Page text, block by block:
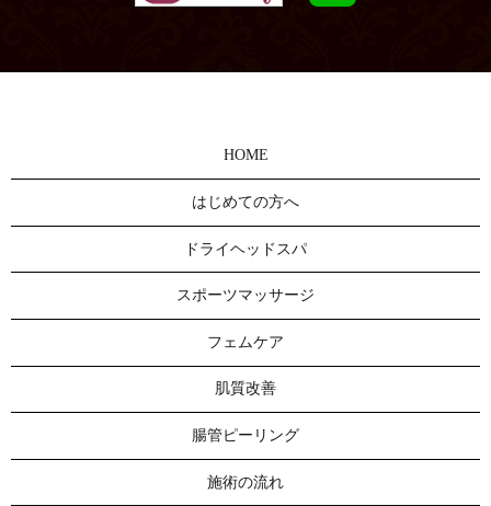
HOME
はじめての方へ
ドライヘッドスパ
スポーツマッサージ
フェムケア
肌質改善
腸管ピーリング
施術の流れ